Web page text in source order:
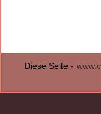
Diese Seite -